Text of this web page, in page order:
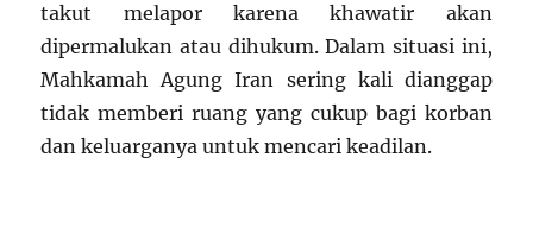
takut melapor karena khawatir akan
dipermalukan atau dihukum. Dalam situasi ini,
Mahkamah Agung Iran sering kali dianggap
tidak memberi ruang yang cukup bagi korban
dan keluarganya untuk mencari keadilan.